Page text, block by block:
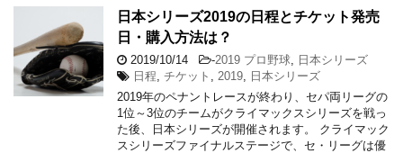
日本シリーズ2019の日程とチケット発売
日・購入方法は？
2019/10/14 -2019 プロ野球
日本シリーズ
日程 チケット 2019
日本シリーズ
2019年のペナントレースが終わり、セパ両リーグの
1位～3位のチームがクライマックスシリーズを戦っ
た後、日本シリーズが開催されます。 クライマック
スシリーズファイナルステージで、セ・リーグは優